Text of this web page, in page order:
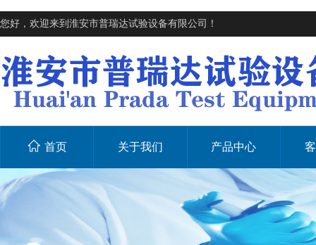
您好，欢迎来到淮安市普瑞达试验设备有限公司！
首页 关于我们 产品中心